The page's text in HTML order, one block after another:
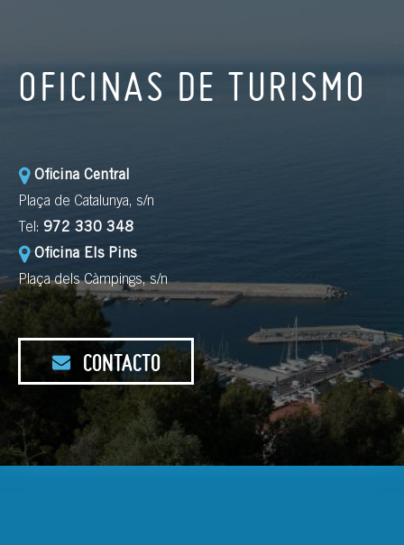
OFICINAS DE TURISMO
Oficina Central
Plaça de Catalunya, s/n
Tel: 972 330 348
Oficina Els Pins
Plaça dels Càmpings, s/n
CONTACTO